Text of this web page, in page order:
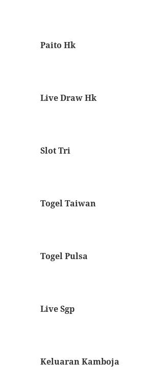
Paito Hk
Live Draw Hk
Slot Tri
Togel Taiwan
Togel Pulsa
Live Sgp
Keluaran Kamboja